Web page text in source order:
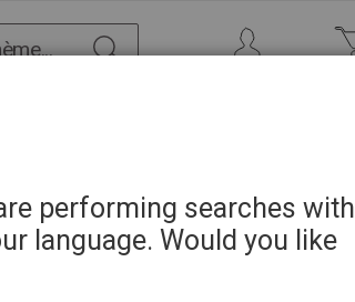
SFA 2009
performing searches with
language. Would you like